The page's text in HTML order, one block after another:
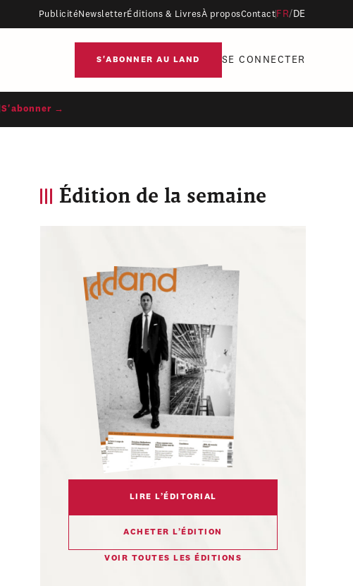
Publicité NewsletterÉditions & LivresÀ proposContact FR/ DE
S'ABONNER AU LAND SE CONNECTER
S'abonner →
Édition de la semaine
LIRE L’ÉDITORIAL
ACHETER L’ÉDITION
VOIR TOUTES LES ÉDITIONS